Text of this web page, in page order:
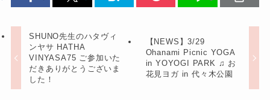
SHUNO先生のハタヴィ
ンヤサ HATHA
VINYASA75 ご参加いた
だきありがとうございま
した！
【NEWS】3/29
Ohanami Picnic YOGA
in YOYOGI PARK ♫ お
花見ヨガ in 代々木公園